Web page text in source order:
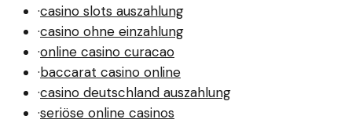
·casino slots auszahlung
·casino ohne einzahlung
·online casino curacao
·baccarat casino online
·casino deutschland auszahlung
·seriöse online casinos